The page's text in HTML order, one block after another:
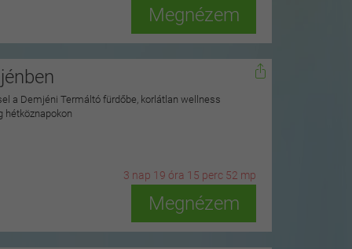
Megnézem
a Demjéni Termáltó fürdőbe, korlátlan wellness
hétköznapokon
3 nap 19 óra 15 perc 51 mp
Megnézem